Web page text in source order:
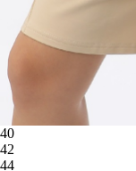
40
42
44